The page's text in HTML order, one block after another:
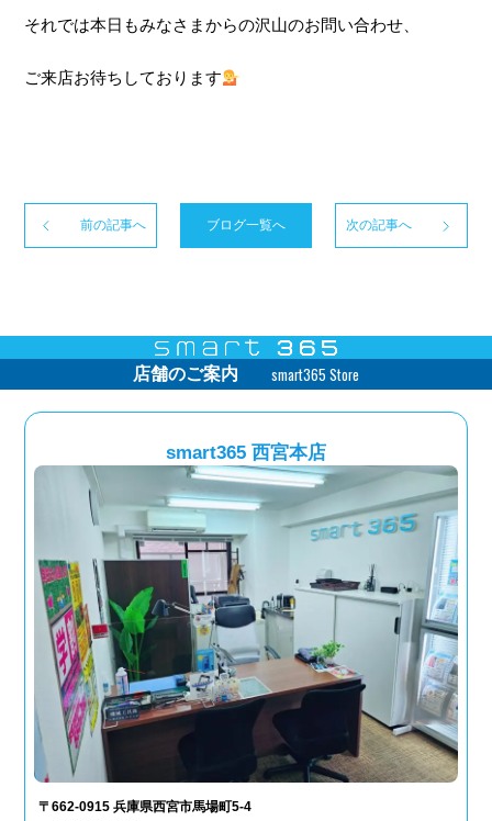
それでは本日もみなさまからの沢山のお問い合わせ、
ご来店お待ちしております
前の記事へ ブログ一覧へ 次の記事へ
店舗のご案内 smart365 Store
smart365 西宮本店
〒662-0915 兵庫県西宮市馬場町5-4